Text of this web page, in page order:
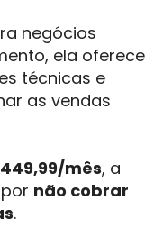
negócios
ela oferece
técnicas e
as vendas
mês, a
não cobrar
.